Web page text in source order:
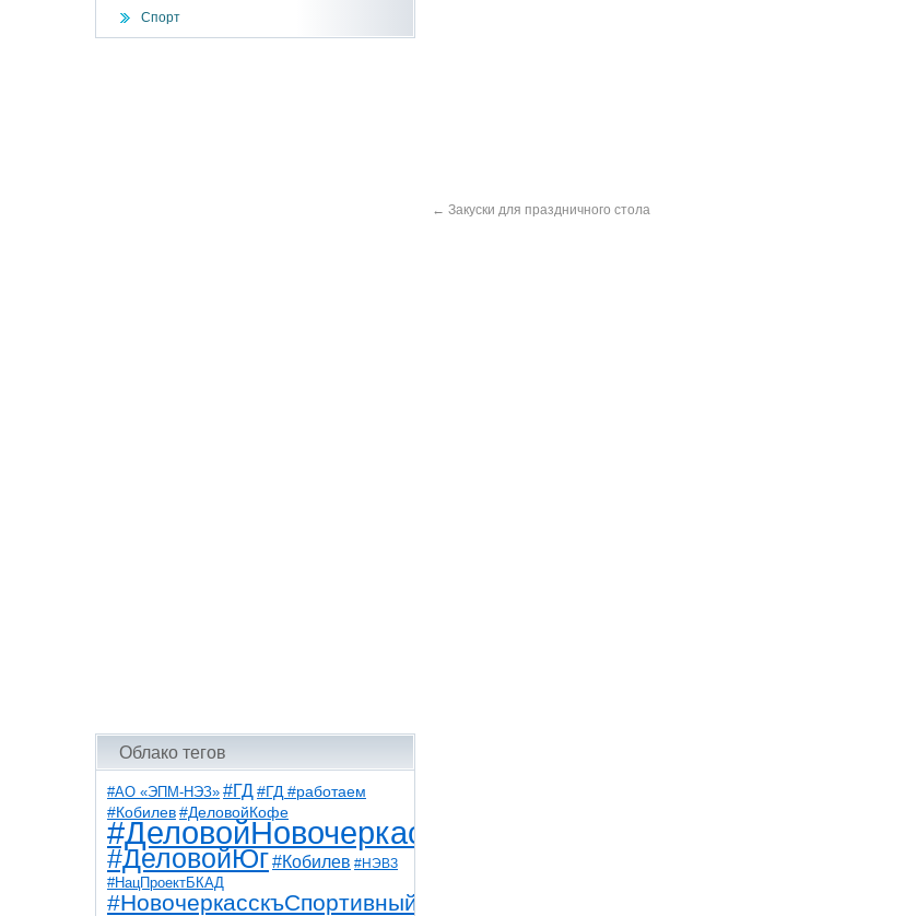
Спорт
Облако тегов
#АО «ЭПМ-НЭЗ» #ГД #ГД #работаем
#Кобилев #ДеловойКофе
#ДеловойНовочеркасск
#ДеловойЮг#Кобилев #НЭВЗ
#НацПроектБКАД
#НовочеркасскъСпортивный
← Закуски для праздничного стола